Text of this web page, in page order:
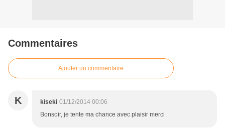
Commentaires
Ajouter un commentaire
K kiseki 01/12/2014 00:06
Bonsoir, je tente ma chance avec plaisir merci